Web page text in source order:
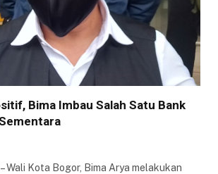
Bima Imbau Salah Satu Bank
Wali Kota Bogor, Bima Arya melakukan